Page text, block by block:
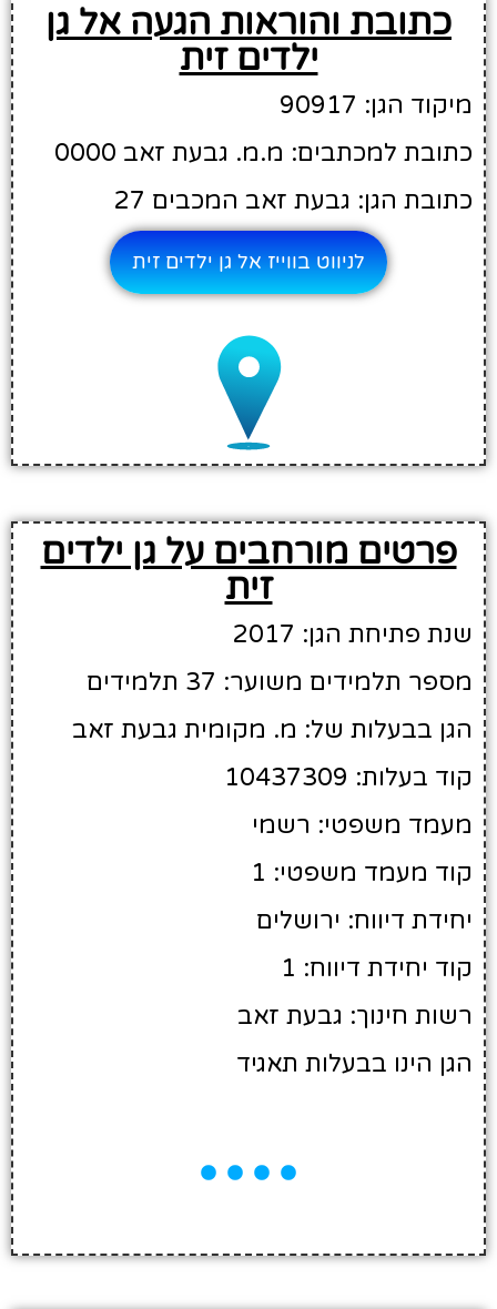
כתובת והוראות הגעה אל גן
ילדים זית
מיקוד הגן: 90917
כתובת למכתבים: מ.מ. גבעת זאב 0000
כתובת הגן: גבעת זאב המכבים 27
לניווט בווייז אל גן ילדים זית
פרטים מורחבים על גן ילדים
זית
שנת פתיחת הגן: 2017
מספר תלמידים משוער: 37 תלמידים
הגן בבעלות של: מ. מקומית גבעת זאב
קוד בעלות: 10437309
מעמד משפטי: רשמי
קוד מעמד משפטי: 1
יחידת דיווח: ירושלים
קוד יחידת דיווח: 1
רשות חינוך: גבעת זאב
הגן הינו בבעלות תאגיד